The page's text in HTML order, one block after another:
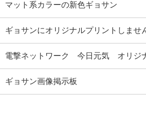
マット系カラーの新色ギョサン
ギョサンにオリジナルプリントしませ
電撃ネットワーク 今日元気 オリジ
ギョサン画像掲示板